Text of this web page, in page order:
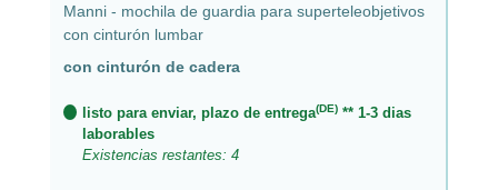
Manni - mochila de guardia para superteleobjetivos
con cinturón lumbar
con cinturón de cadera
listo para enviar, plazo de entrega(DE) ** 1-3 dias
laborables
Existencias restantes: 4